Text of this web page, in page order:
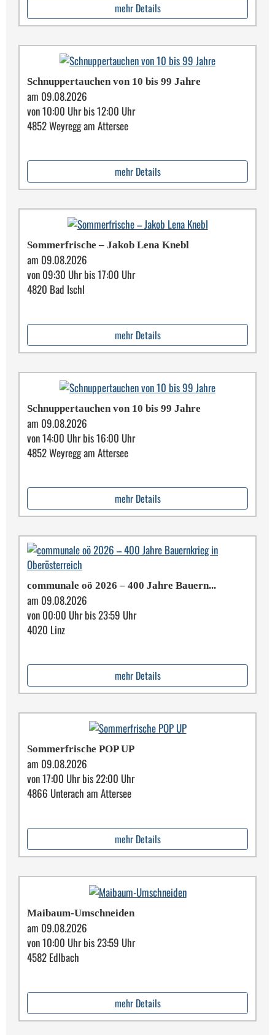
mehr Details
Schnuppertauchen von 10 bis 99 Jahre
am 09.08.2026
von 10:00 Uhr bis 12:00 Uhr
4852 Weyregg am Attersee
mehr Details
Sommer­frische – Jakob Lena Knebl
am 09.08.2026
von 09:30 Uhr bis 17:00 Uhr
4820 Bad Ischl
mehr Details
Schnuppertauchen von 10 bis 99 Jahre
am 09.08.2026
von 14:00 Uhr bis 16:00 Uhr
4852 Weyregg am Attersee
mehr Details
communale oö 2026 – 400 Jahre Bauern...
am 09.08.2026
von 00:00 Uhr bis 23:59 Uhr
4020 Linz
mehr Details
Sommerfrische POP UP
am 09.08.2026
von 17:00 Uhr bis 22:00 Uhr
4866 Unterach am Attersee
mehr Details
Maibaum-Umschneiden
am 09.08.2026
von 10:00 Uhr bis 23:59 Uhr
4582 Edlbach
mehr Details